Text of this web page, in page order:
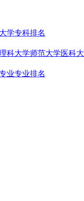
学专科排名
科大学师范大学医科
业专业排名